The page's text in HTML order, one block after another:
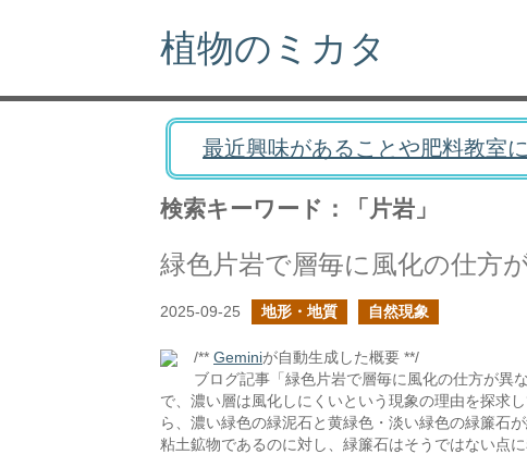
植物のミカタ
最近興味があることや肥料教室
検索キーワード：「片岩」
緑色片岩で層毎に風化の仕方
2025-09-25 地形・地質 自然現象
/** Geminiが自動生成した概要 **/
ブログ記事「緑色片岩で層毎に風化の仕方が異
で、濃い層は風化しにくいという現象の理由を探求
ら、濃い緑色の緑泥石と黄緑色・淡い緑色の緑簾石
粘土鉱物であるのに対し、緑簾石はそうではない点